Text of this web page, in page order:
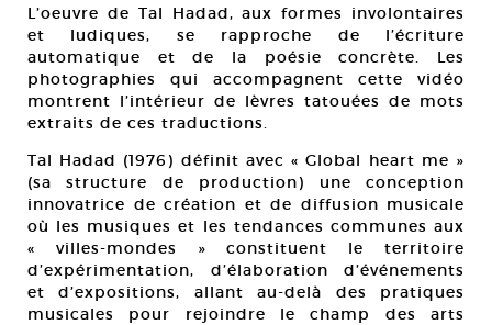
L’oeuvre de Tal Hadad, aux formes involontaires
et ludiques, se rapproche de l’écriture
automatique et de la poésie concrète. Les
photographies qui accompagnent cette vidéo
montrent l’intérieur de lèvres tatouées de mots
extraits de ces traductions.
Tal Hadad (1976) définit avec « Global heart me »
(sa structure de production) une conception
innovatrice de création et de diffusion musicale
où les musiques et les tendances communes aux
« villes-mondes » constituent le territoire
d’expérimentation, d’élaboration d’événements
et d’expositions, allant au-delà des pratiques
musicales pour rejoindre le champ des arts